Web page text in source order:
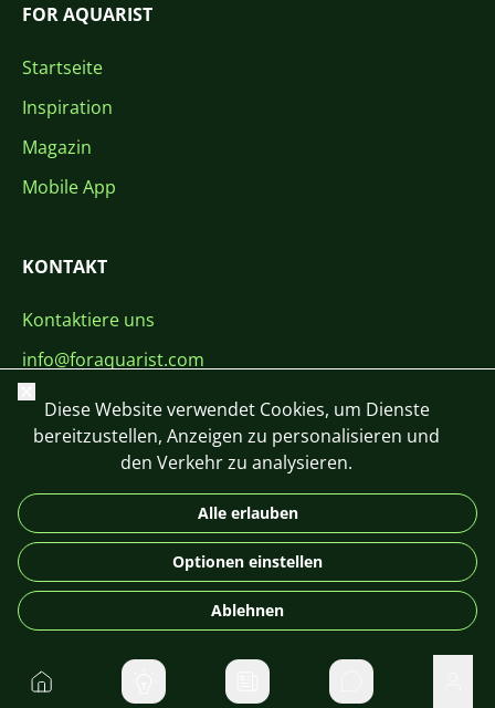
FOR AQUARIST
Startseite
Inspiration
Magazin
Mobile App
KONTAKT
Kontaktiere uns
info@foraquarist.com
+420 603 449 602
DE
© 2026 For Aquarist
Startseite
Schließen
Diese Website verwendet Cookies, um Dienste
bereitzustellen, Anzeigen zu personalisieren und
den Verkehr zu analysieren.
Alle erlauben
Optionen einstellen
Ablehnen